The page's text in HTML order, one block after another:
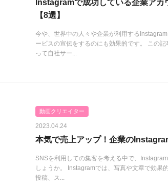
Instagramで成功している企業ア
【8選】
今や、世界中の人々や企業が利用する
ービスの宣伝をするのにも効果的です。 この
って自社サー...
動画クリエイター
2023.04.24
本気で売上アップ！企業の
SNSを利用しての集客を考える中で、
しょうか。 Instagramでは、写真や文章で効果
投稿、ス...